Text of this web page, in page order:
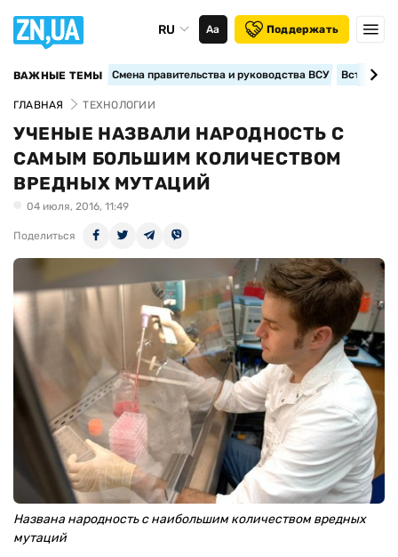
RU Аа Поддержать
ВАЖНЫЕ ТЕМЫ Смена правительства и руководства ВСУ
ГЛАВНАЯ ТЕХНОЛОГИИ
УЧЕНЫЕ НАЗВАЛИ НАРОДНОСТЬ С
САМЫМ БОЛЬШИМ КОЛИЧЕСТВОМ
ВРЕДНЫХ МУТАЦИЙ
04 июля, 2016, 11:49
Поделиться
Названа народность с наибольшим количеством вредных
мутаций